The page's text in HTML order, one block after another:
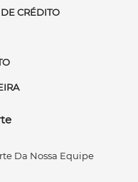
CRÉDITO
Da Nossa Equipe